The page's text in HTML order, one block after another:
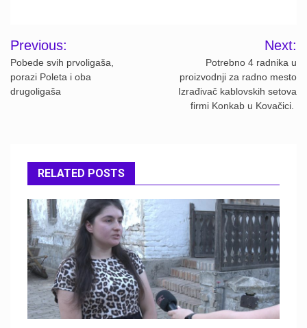
Post
navigation
Previous:
Pobede svih prvoligaša,
porazi Poleta i oba
drugoligaša
Next:
Potrebno 4 radnika u
proizvodnji za radno mesto
Izrađivač kablovskih setova
firmi Konkab u Kovačici.
RELATED POSTS